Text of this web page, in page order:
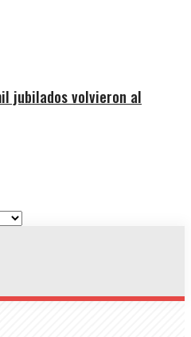
jubilados volvieron al